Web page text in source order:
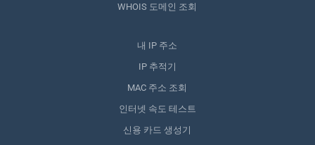
WHOIS 도메인 조회
내 IP 주소
IP 추적기
MAC 주소 조회
인터넷 속도 테스트
신용 카드 생성기